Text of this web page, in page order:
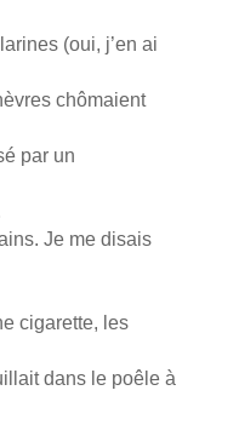
(oui, j’en ai
chômaient
par un
Je me disais
cigarette, les
dans le poêle à